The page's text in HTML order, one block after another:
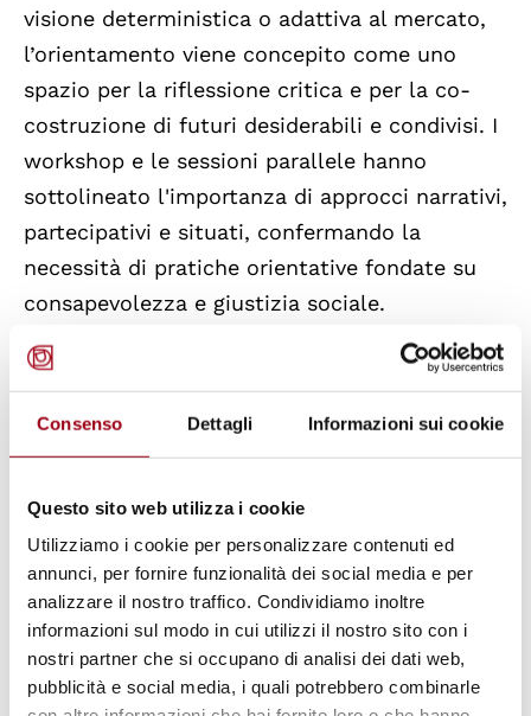
Consenso Dettagli Informazioni sui cookie
Questo sito web utilizza i cookie
Utilizziamo i cookie per personalizzare contenuti ed
annunci, per fornire funzionalità dei social media e per
analizzare il nostro traffico. Condividiamo inoltre
informazioni sul modo in cui utilizzi il nostro sito con i
nostri partner che si occupano di analisi dei dati web,
pubblicità e social media, i quali potrebbero combinarle
visione deterministica o adattiva al mercato,
l’orientamento viene concepito come uno
spazio per la riflessione critica e per la co-
costruzione di futuri desiderabili e condivisi. I
workshop e le sessioni parallele hanno
sottolineato l'importanza di approcci narrativi,
partecipativi e situati, confermando la
necessità di pratiche orientative fondate su
consapevolezza e giustizia sociale.
Nel materiale presentato dal progetto
del test sono generiche e non documentate.
Si parla di intelligenze multiple, ma Howard
Gardner stesso ha sempre sottolineato che la
sua teoria non è uno strumento diagnostico.
L’assenza di riferimenti a requisiti di
attendibilità, validità e standardizzazione